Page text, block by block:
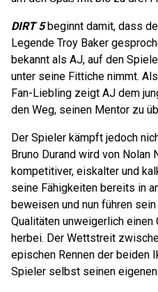
DIRT 5beginnt damit, dass
Legende Troy Baker
bekannt als AJ, auf den
unter seine Fittiche nimmt.
Fan-Liebling zeigt AJ dem
den Weg, seinen Mentor zu
Der Spieler kämpft jedoch
Bruno Durand wird von
kompetitiver, eiskalter und
seine Fähigkeiten bereits in
beweisen und nun führen
Qualitäten unweigerlich
herbei. Der Wettstreit
epischen Rennen der beiden
Spieler selbst seinen